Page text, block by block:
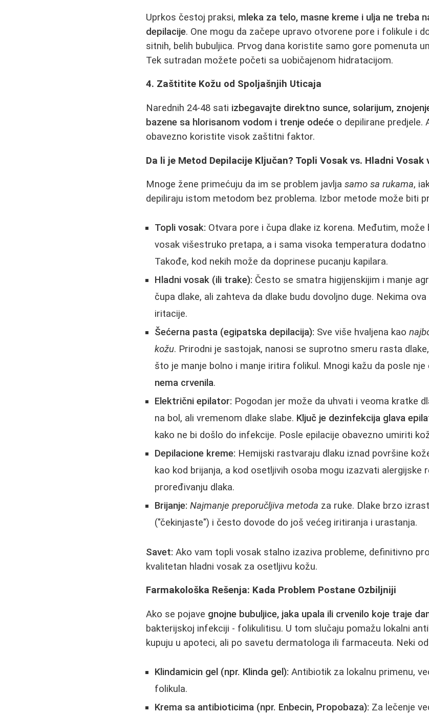
Uprkos čestoj praksi, mleka za telo, masne kreme i ulja ne treba
depilacije. One mogu da začepe upravo otvorene pore i folikule i
sitnih, belih bubuljica. Prvog dana koristite samo gore pomenuta
Tek sutradan možete početi sa uobičajenom hidratacijom.
4. Zaštitite Kožu od Spoljašnjih Uticaja
Narednih 24-48 sati izbegavajte direktno sunce, solarijum,
bazene sa hlorisanom vodom i trenje odeće o depilirane predjele.
obavezno koristite visok zaštitni faktor.
Da li je Metod Depilacije Ključan? Topli Vosak vs. Hladni Vosak
Mnoge žene primećuju da im se problem javljasamo sa rukama,
depiliraju istom metodom bez problema. Izbor metode može biti
Topli vosak: Otvara pore i čupa dlake iz korena. Međutim,
vosak višestruko pretapa, a i sama visoka temperatura
Takođe, kod nekih može da doprinese pucanju kapilara.
Hladni vosak (ili trake): Često se smatra higijenskijim i manje
čupa dlake, ali zahteva da dlake budu dovoljno duge. Nekima
iritacije.
Šećerna pasta (egipatska depilacija): Sve više hvaljena kao
kožu. Prirodni je sastojak, nanosi se suprotno smeru rasta
što je manje bolno i manje iritira folikul. Mnogi kažu da posle nje
nema crvenila.
Električni epilator: Pogodan jer može da uhvati i veoma kratke
na bol, ali vremenom dlake slabe. Ključ je dezinfekcija glava
kako ne bi došlo do infekcije. Posle epilacije obavezno umiriti
Depilacione kreme: Hemijski rastvaraju dlaku iznad površine
kao kod brijanja, a kod osetljivih osoba mogu izazvati alergijske
proređivanju dlaka.
Brijanje: Najmanje preporučljiva metoda za ruke. Dlake brzo
("čekinjaste") i često dovode do još većeg iritiranja i urastanja.
Savet: Ako vam topli vosak stalno izaziva probleme, definitivno
kvalitetan hladni vosak za osetljivu kožu.
Farmakološka Rešenja: Kada Problem Postane Ozbiljniji
Ako se pojave gnojne bubuljice, jaka upala ili crvenilo koje traje
bakterijskoj infekciji - folikulitisu. U tom slučaju pomažu lokalni
kupuju u apoteci, ali po savetu dermatologa ili farmaceuta. Neki
Klindamicin gel (npr. Klinda gel): Antibiotik za lokalnu primenu,
folikula.
Krema sa antibioticima (npr. Enbecin, Propobaza): Za lečenje